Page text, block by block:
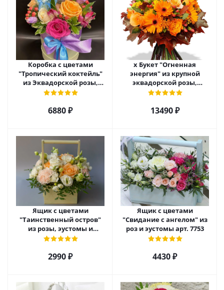
Коробка с цветами
"Тропический коктейль"
из Эквадорской розы,
эустомы, альстромерии
6880 ₽
х Букет "Огненная
энергия" из крупной
эквадорской розы,
гиперикума и гермини.
13490 ₽
Ящик с цветами
"Таинственный остров"
из розы, эустомы и
диантуса арт. 7754
2990 ₽
Ящик с цветами
"Свидание с ангелом" из
роз и эустомы арт. 7753
4430 ₽